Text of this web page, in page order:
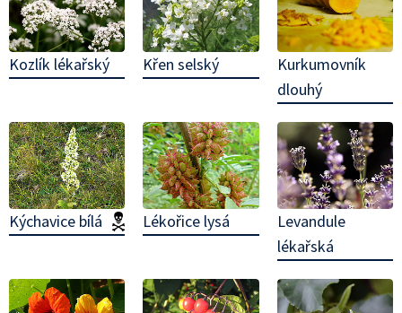
Kozlík lékařský Křen selský
Kurkumovník
dlouhý
Kýchavice bílá (jedovatá!)
Lékořice lysá
Levandule
lékařská